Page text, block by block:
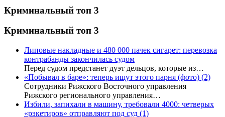
Криминальный топ 3
Криминальный топ 3
Липовые накладные и 480 000 пачек сигарет: перевозка
контрабанды закончилась судом
Перед судом предстанет дуэт дельцов, которые из…
«Побывал в баре»: теперь ищут этого парня (фото) (2)
Сотрудники Рижского Восточного управления
Рижского регионального управления…
Избили, запихали в машину, требовали 4000: четверых
«рэкетиров» отправляют под суд (1)